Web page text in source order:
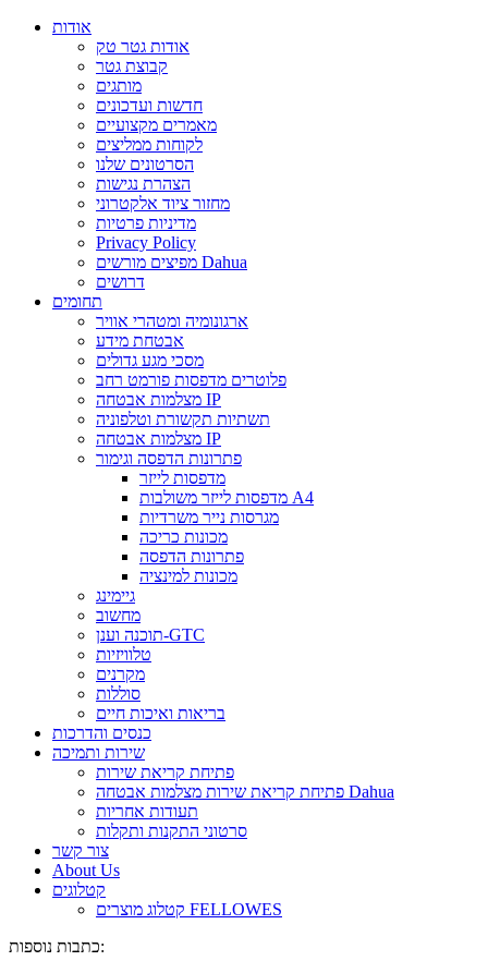
אודות
אודות גטר טק
קבוצת גטר
מותגים
חדשות ועדכונים
מאמרים מקצועיים
לקוחות ממליצים
הסרטונים שלנו
הצהרת נגישות
מחזור ציוד אלקטרוני
מדיניות פרטיות
Privacy Policy
מפיצים מורשים Dahua
דרושים
תחומים
ארגונומיה ומטהרי אוויר
אבטחת מידע
מסכי מגע גדולים
פלוטרים מדפסות פורמט רחב
מצלמות אבטחה IP
תשתיות תקשורת וטלפוניה
מצלמות אבטחה IP
פתרונות הדפסה וגימור
מדפסות לייזר
מדפסות לייזר משולבות A4
מגרסות נייר משרדיות
מכונות כריכה
פתרונות הדפסה
מכונות למינציה
גיימינג
מחשוב
תוכנה וענן-GTC
טלוויזיות
מקרנים
סוללות
בריאות ואיכות חיים
כנסים והדרכות
שירות ותמיכה
פתיחת קריאת שירות
פתיחת קריאת שירות מצלמות אבטחה Dahua
תעודות אחריות
סרטוני התקנות ותקלות
צור קשר
About Us
קטלוגים
קטלוג מוצרים FELLOWES
כתבות נוספות: